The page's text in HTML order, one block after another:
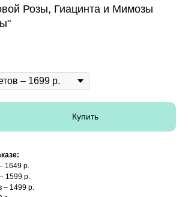
Розы, Гиацинта и Мимозы
Купить
1649 р.
1599 р.
– 1499 р.